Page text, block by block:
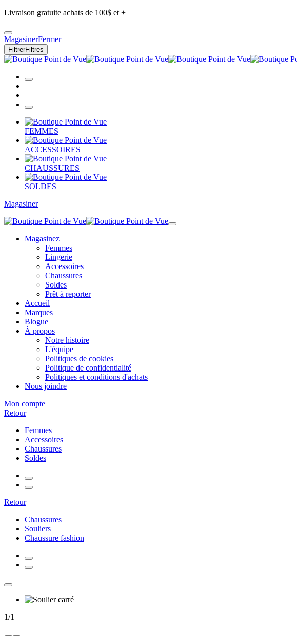
Livraison gratuite achats de 100$ et +
MagasinerFermer
FiltrerFiltres
FEMMES
ACCESSOIRES
CHAUSSURES
SOLDES
Magasiner
Magasinez
Femmes
Lingerie
Accessoires
Chaussures
Soldes
Prêt à reporter
Accueil
Marques
Blogue
À propos
Notre histoire
L'équipe
Politiques de cookies
Politique de confidentialité
Politiques et conditions d'achats
Nous joindre
Mon compte
Retour
Femmes
Accessoires
Chaussures
Soldes
Retour
Chaussures
Souliers
Chaussure fashion
1/1